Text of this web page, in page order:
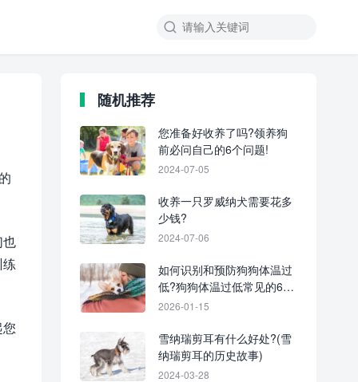
也
随机推荐
您准备好收养了吗?领养狗
前必问自己的6个问题!
2024-07-05
收养一只罗威纳犬需要花多
少钱?
2024-07-06
如何识别和预防狗狗体温过
低?狗狗体温过低常见的6种
原因
2026-01-15
雪纳瑞剪耳有什么好处?(雪
纳瑞剪耳的历史故事)
2024-03-28